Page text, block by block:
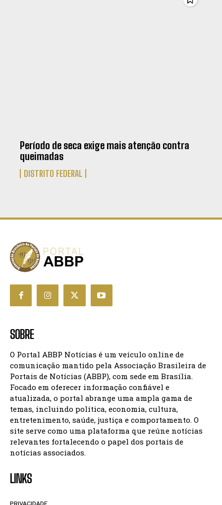
Período de seca exige mais atenção contra
queimadas
DISTRITO FEDERAL
SOBRE
O Portal ABBP Notícias é um veículo online de
comunicação mantido pela Associação Brasileira de
Portais de Notícias (ABBP), com sede em Brasília.
Focado em oferecer informação confiável e
atualizada, o portal abrange uma ampla gama de
temas, incluindo política, economia, cultura,
entretenimento, saúde, justiça e comportamento. O
site serve como uma plataforma que reúne notícias
relevantes fortalecendo o papel dos portais de
notícias associados.
LINKS
PRIVACIDADE